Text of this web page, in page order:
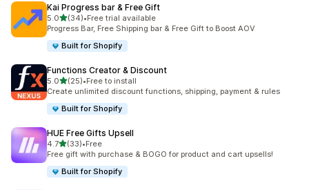
Kai Progress bar & Free Gift
5.05つ星中
(34)
合計レビュー数：34件
•Free trial available
Progress Bar, Free Shipping bar & Free Gift to Boost AOV
Built for Shopify
Functions Creator & Discount
5.05つ星中
(25)
合計レビュー数：25件
•Free to install
Create unlimited discount functions, shipping, payment & rules
Built for Shopify
HUE Free Gifts Upsell
4.75つ星中
(33)
合計レビュー数：33件
•Free
Free gift with purchase & BOGO for product and cart upsells!
Built for Shopify